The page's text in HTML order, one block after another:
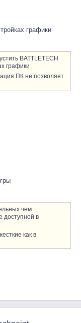
графики
BATTLETECH
графики
ПК не позволяет
чем
доступной в
как в